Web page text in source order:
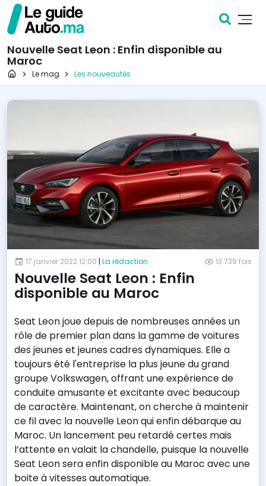
Nouvelle Seat Leon : Enfin disponible au
Maroc
Page d'accueil
Le mag Les nouveautés
17 janvier 2022 12:00 | La rédaction 13 739 fois
Nouvelle Seat Leon : Enfin
disponible au Maroc
Seat Leon joue depuis de nombreuses années un
rôle de premier plan dans la gamme de voitures
des jeunes et jeunes cadres dynamiques. Elle a
toujours été l'entreprise la plus jeune du grand
groupe Volkswagen, offrant une expérience de
conduite amusante et excitante avec beaucoup
de caractère. Maintenant, on cherche à maintenir
ce fil avec la nouvelle Leon qui enfin débarque au
Maroc. Un lancement peu retardé certes mais
l’attente en valait la chandelle, puisque la nouvelle
Seat Leon sera enfin disponible au Maroc avec une
boite à vitesses automatique.